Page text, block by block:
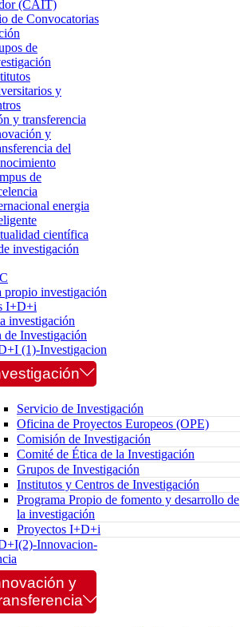
(CAIT)
de Convocatorias
de
y
y transferencia
y
del
de
energia
científica
investigación
propio investigación
I+D+i
investigación
de Investigación
(1)-Investigacion
Servicio de Investigación
Oficina de Proyectos Europeos (OPE)
Comisión de Investigación
Comité de Ética de la Investigación
Grupos de Investigación
Institutos y Centros de Investigación
Programa Propio de fomento y desarrollo de
la investigación
Proyectos I+D+i
Innovacion-
y